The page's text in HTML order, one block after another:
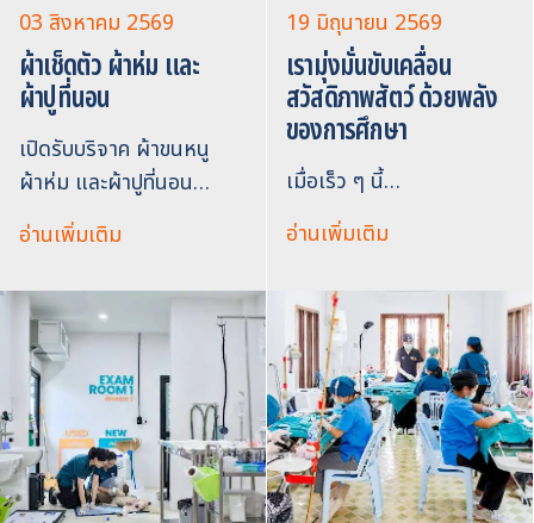
03 สิงหาคม 2569
ผ้าเช็ดตัว ผ้าห่ม และ
ผ้าปูที่นอน
เปิดรับบริจาค ผ้าขนหนู
ผ้าห่ม และผ้าปูที่นอน…
อ่านเพิ่มเติม
19 มิถุนายน 2569
เรามุ่งมั่นขับเคลื่อน
สวัสดิภาพสัตว์ ด้วยพลัง
ของการศึกษา
เมื่อเร็ว ๆ นี้…
อ่านเพิ่มเติม